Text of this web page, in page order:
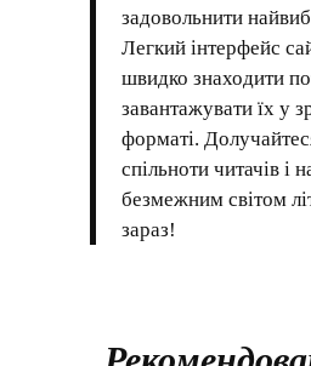
задовольнити
Легкий інтерфейс
швидко знаходити
завантажувати їх у
форматі.
спільноти читачів і
безмежним світом
зараз!